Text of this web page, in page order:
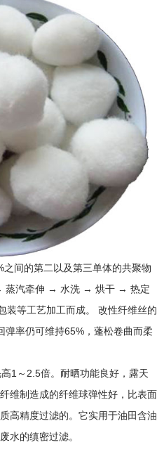
间的第二以及第三单体的共聚物
蒸汽牵伸 → 水洗 → 烘干 → 热定
等工艺加工而成。 改性纤维丝的
率仍可维持65%，蓬松卷曲而柔
1～2.5倍。耐晒功能良好，露天
维制造成的纤维球弹性好，比表面
高精度过滤的。它实用于油田含油
水的缜密过滤。